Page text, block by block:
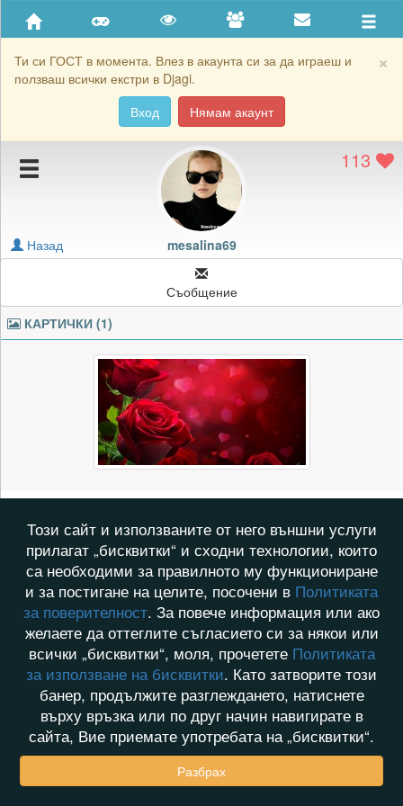
×
Ти си ГОСТ в момента. Влез в акаунта си за да играеш и
ползваш всички екстри в Djagi.
Вход
Нямам акаунт
Приятели
Хронология на игри
Подаръците на mesalina69
Картичките на mesalina69
Блокирай mesalina69
113
mesalina69
Назад
Съобщение
КАРТИЧКИ (1)
Този сайт и използваните от него външни услуги
прилагат „бисквитки“ и сходни технологии, които
са необходими за правилното му функциониране
и за постигане на целите, посочени в Политиката
за поверителност. За повече информация или ако
желаете да оттеглите съгласието си за някои или
всички „бисквитки“, моля, прочетете Политиката
за използване на бисквитки. Като затворите този
банер, продължите разглеждането, натиснете
върху връзка или по друг начин навигирате в
сайта, Вие приемате употребата на „бисквитки“.
Разбрах